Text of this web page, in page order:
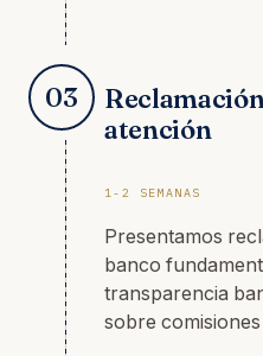
03
atención
1-2 SEMANAS
Presentamos
banco
transparencia
sobre